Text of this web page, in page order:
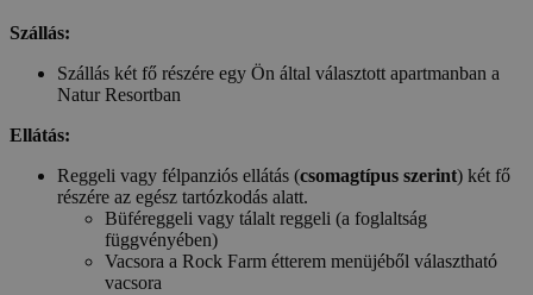
Szállás:
Szállás két fő részére egy Ön által választott apartmanban a
Natur Resortban
Ellátás:
Reggeli vagy félpanziós ellátás (csomagtípus szerint) két fő
részére az egész tartózkodás alatt.
Büféreggeli vagy tálalt reggeli (a foglaltság
függvényében)
Vacsora a Rock Farm étterem menüjéből választható
vacsora